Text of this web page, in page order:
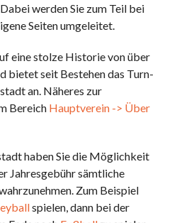
werden Sie zum Teil bei
Seiten umgeleitet.
eine stolze Historie von über
bietet seit Bestehen das Turn-
an. Näheres zur
Bereich Hauptverein -> Über
haben Sie die Möglichkeit
Jahresgebühr sämtliche
Zum Beispiel
spielen, dann bei der